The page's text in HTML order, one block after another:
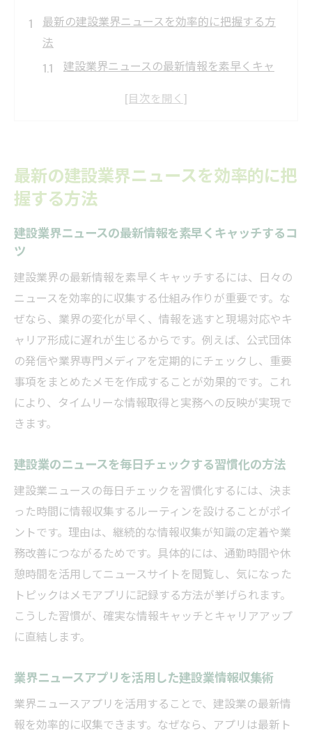
最新の建設業界ニュースを効率的に把握する方
法
建設業界ニュースの最新情報を素早くキャ
建設業のニュースを毎日チェックする習慣
収集術
建設業に強いニュースサイトの選び方と使
建設業界ニュースの信頼性を見極めるポイ
建設業の動向を読むキャリア形成のヒント集
建設業界動向をキャリア形成に活かす具体
策
建設業ニュースを転職活動や面接対策へ応
用
建設業の最新動向が仕事選びに役立つ理由
建設業界の今を知りキャリアアップの糧に
する
注目の建設業界技術革新とデジタル化最前線
建設業の技術革新動向と最新デジタル化事
例
建設業界のデジタル技術が現場を変える理
由
建設業ニュースで読むイノベーション最前
建設業界のDX導入成功事例とポイント解説
最新の建設業技術トレンドを押さえる意義
建設業ニュースアプリで情報収集を加速させる
最新の建設業界ニュースを効率的に把
握する方法
建設業界ニュースの最新情報を素早くキャッチするコ
ツ
建設業界の最新情報を素早くキャッチするには、日々の
ニュースを効率的に収集する仕組み作りが重要です。な
ぜなら、業界の変化が早く、情報を逃すと現場対応やキ
ャリア形成に遅れが生じるからです。例えば、公式団体
の発信や業界専門メディアを定期的にチェックし、重要
事項をまとめたメモを作成することが効果的です。これ
により、タイムリーな情報取得と実務への反映が実現で
きます。
建設業のニュースを毎日チェックする習慣化の方法
建設業ニュースの毎日チェックを習慣化するには、決ま
った時間に情報収集するルーティンを設けることがポイ
ントです。理由は、継続的な情報収集が知識の定着や業
務改善につながるためです。具体的には、通勤時間や休
憩時間を活用してニュースサイトを閲覧し、気になった
トピックはメモアプリに記録する方法が挙げられます。
こうした習慣が、確実な情報キャッチとキャリアアップ
に直結します。
業界ニュースアプリを活用した建設業情報収集術
業界ニュースアプリを活用することで、建設業の最新情
報を効率的に収集できます。なぜなら、アプリは最新ト